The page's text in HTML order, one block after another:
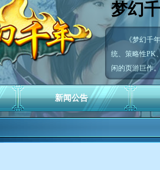
梦幻
《梦幻千
统、策略性PK
闲的页游巨作
新闻公告